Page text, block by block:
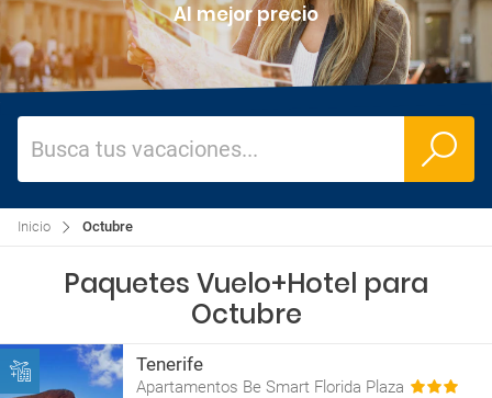
Al mejor precio
Busca tus vacaciones...
Inicio Octubre
Paquetes Vuelo+Hotel para
Octubre
Tenerife
Apartamentos Be Smart Florida Plaza